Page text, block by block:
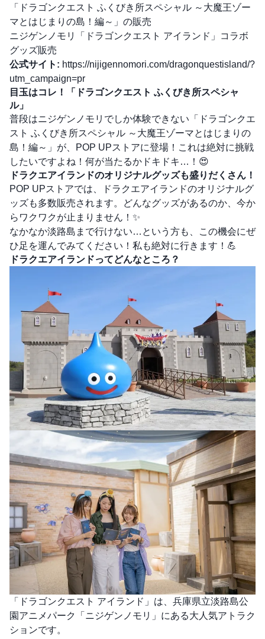
「ドラゴンクエスト ふくびき所スペシャル ～大魔王ゾー
マとはじまりの島！編～」の販売
ニジゲンノモリ「ドラゴンクエスト アイランド」コラボ
グッズ販売
公式サイト: https://nijigennomori.com/dragonquestisland/?
utm_campaign=pr
目玉はコレ！「ドラゴンクエスト ふくびき所スペシャ
ル」
普段はニジゲンノモリでしか体験できない「ドラゴンクエ
スト ふくびき所スペシャル ～大魔王ゾーマとはじまりの
島！編～」が、POP UPストアに登場！これは絶対に挑戦
したいですよね！何が当たるかドキドキ…！😍
ドラクエアイランドのオリジナルグッズも盛りだくさん！
POP UPストアでは、ドラクエアイランドのオリジナルグ
ッズも多数販売されます。どんなグッズがあるのか、今か
らワクワクが止まりません！✨
なかなか淡路島まで行けない…という方も、この機会にぜ
ひ足を運んでみてください！私も絶対に行きます！💪
ドラクエアイランドってどんなところ？
「ドラゴンクエスト アイランド」は、兵庫県立淡路島公
園アニメパーク「ニジゲンノモリ」にある大人気アトラク
ションです。